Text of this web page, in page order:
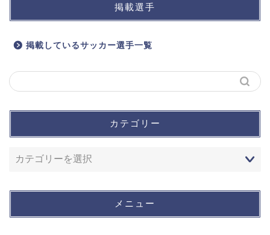
掲載選手
掲載しているサッカー選手一覧
カテゴリー
メニュー